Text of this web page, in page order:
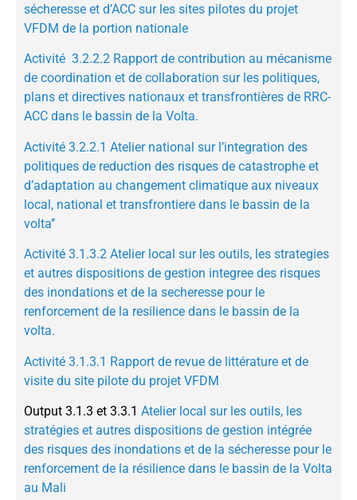
sécheresse et d’ACC sur les sites pilotes du projet
VFDM de la portion nationale
Activité 3.2.2.2 Rapport de contribution au mécanisme
de coordination et de collaboration sur les politiques,
plans et directives nationaux et transfrontières de RRC-
ACC dans le bassin de la Volta.
Activité 3.2.2.1 Atelier national sur l’integration des
politiques de reduction des risques de catastrophe et
d’adaptation au changement climatique aux niveaux
local, national et transfrontiere dans le bassin de la
volta’’
Activité 3.1.3.2 Atelier local sur les outils, les strategies
et autres dispositions de gestion integree des risques
des inondations et de la secheresse pour le
renforcement de la resilience dans le bassin de la
volta.
Activité 3.1.3.1 Rapport de revue de littérature et de
visite du site pilote du projet VFDM
Output 3.1.3 et 3.3.1 Atelier local sur les outils, les
stratégies et autres dispositions de gestion intégrée
des risques des inondations et de la sécheresse pour le
renforcement de la résilience dans le bassin de la Volta
au Mali